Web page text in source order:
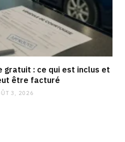
gratuit : ce qui est inclus et
être facturé
3, 2026